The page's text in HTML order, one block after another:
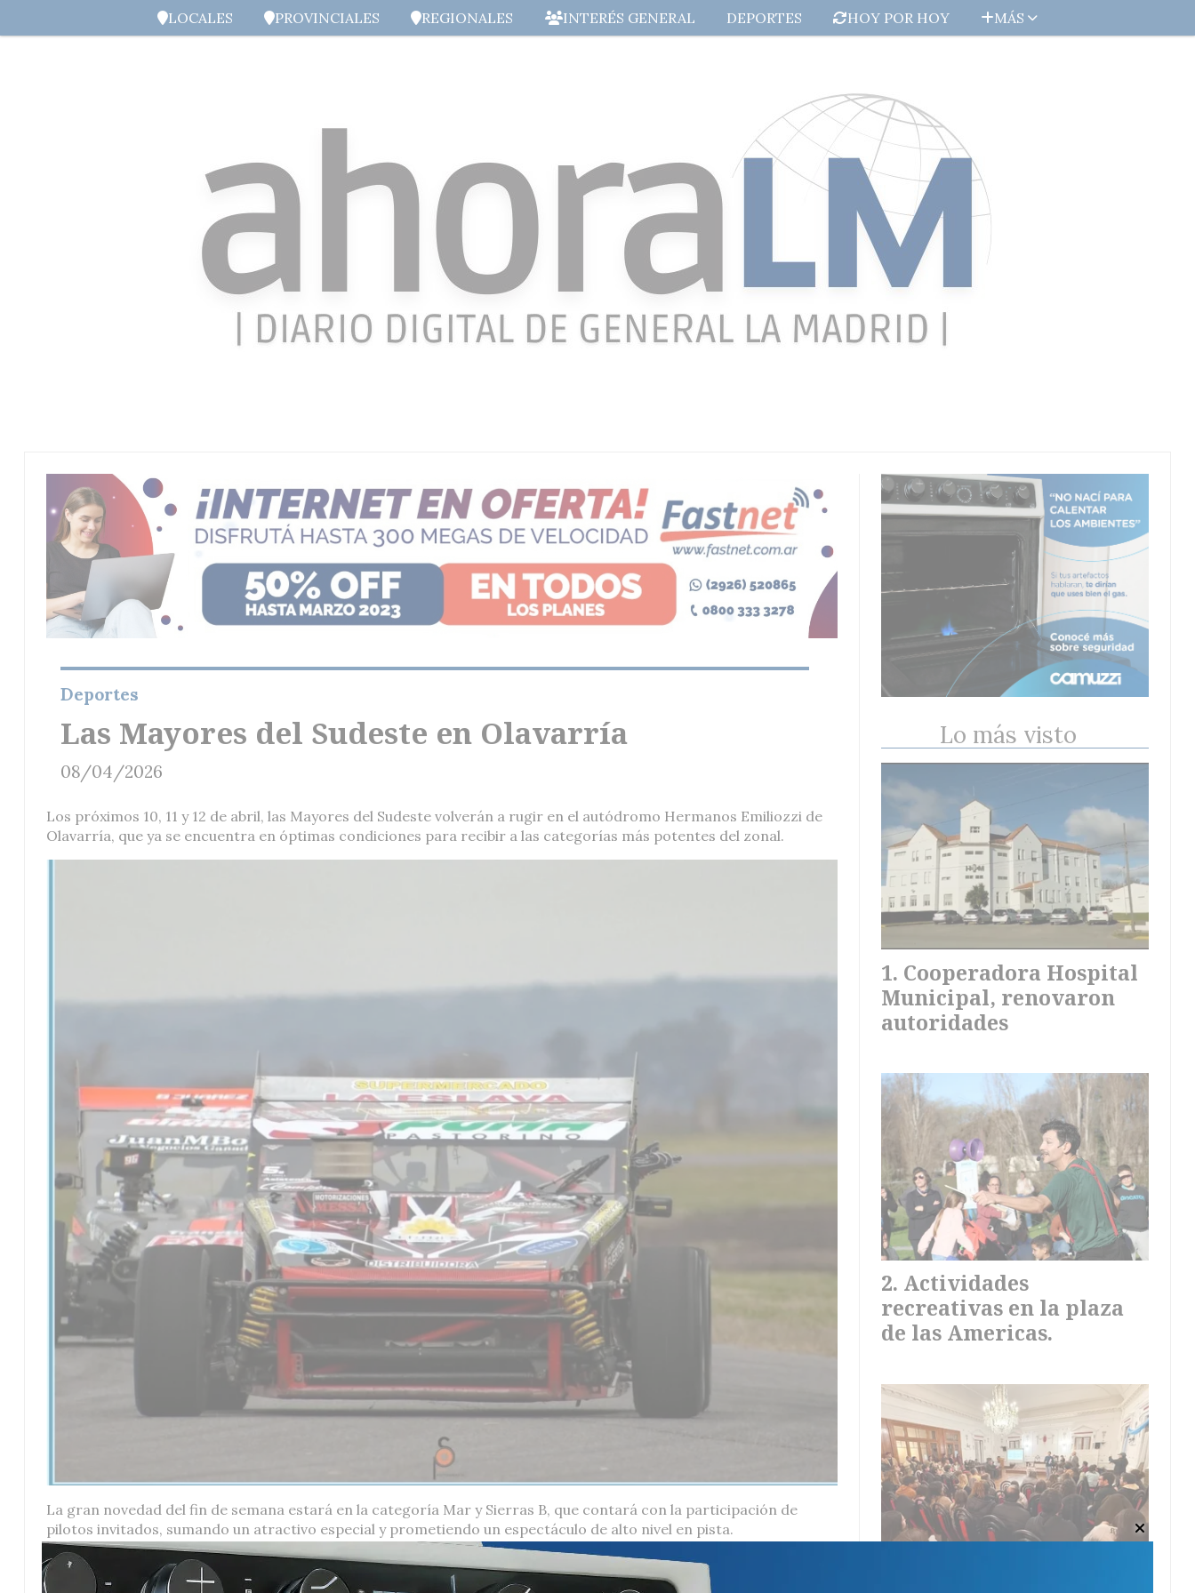
LOCALES PROVINCIALES REGIONALES INTERÉS GENERAL DEPORTES HOY POR HOY MÁS
Las Mayores del Sudeste en Olavarría
Deportes
08/04/2026
Los próximos 10, 11 y 12 de abril, las Mayores del Sudeste volverán a rugir en el autódromo Hermanos Emiliozzi de
Olavarría, que ya se encuentra en óptimas condiciones para recibir a las categorías más potentes del zonal.
La gran novedad del fin de semana estará en la categoría Mar y Sierras B, que contará con la participación de
pilotos invitados, sumando un atractivo especial y prometiendo un espectáculo de alto nivel en pista.
Entre las duplas destacadas, se confirma el regreso del campeón de la categoría Leo Reynosa, quien lo hará
acompañado por Fabricio Girado, piloto que fue protagonista en la lucha por el campeonato pasado y que
Lo más visto
Cooperadora Hospital
Municipal, renovaron
autoridades
Actividades
recreativas en la plaza
de las Americas.